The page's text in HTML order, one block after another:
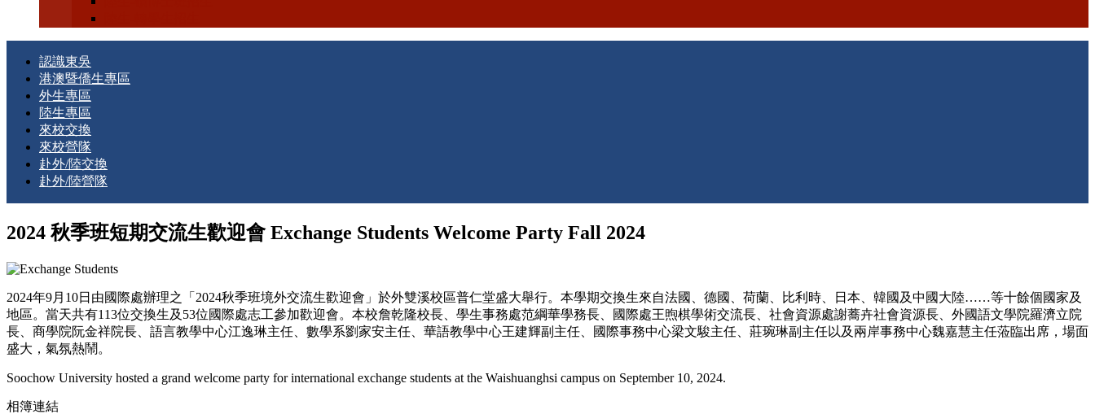
認識東吳
港澳暨僑生專區
外生專區
陸生專區
來校交換
來校營隊
赴外/陸交換
赴外/陸營隊
2024 秋季班短期交流生歡迎會 Exchange Students Welcome Party Fall 2024
2024年9月10日由國際處辦理之「2024秋季班境外交流生歡迎會」於外雙溪校區普仁堂盛大舉行。本學期交換生來自法國、德國、荷蘭、比利時、日本、韓國及中國大陸……等十餘個國家及
地區。當天共有113位交換生及53位國際處志工參加歡迎會。本校詹乾隆校長、學生事務處范綱華學務長、國際處王煦棋學術交流長、社會資源處謝蕎卉社會資源長、外國語文學院羅濟立院
長、商學院阮金祥院長、語言教學中心江逸琳主任、數學系劉家安主任、華語教學中心王建輝副主任、國際事務中心梁文駿主任、莊琬琳副主任以及兩岸事務中心魏嘉慧主任蒞臨出席，場面
盛大，氣氛熱鬧。
Soochow University hosted a grand welcome party for international exchange students at the Waishuanghsi campus on September 10, 2024.
相簿連結